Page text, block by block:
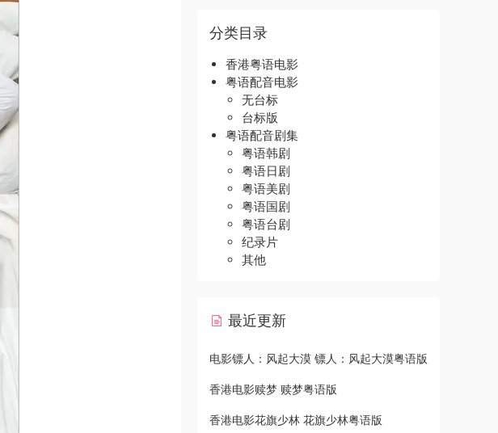
分类目录
香港粤语电影
粤语配音电影
无台标
台标版
粤语配音剧集
粤语韩剧
粤语日剧
粤语美剧
粤语国剧
粤语台剧
纪录片
其他
最近更新
电影镖人：风起大漠 镖人：风起大漠粤语版
香港电影赎梦 赎梦粤语版
香港电影花旗少林 花旗少林粤语版